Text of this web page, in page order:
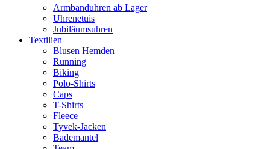
Armbanduhren ab Lager
Uhrenetuis
Jubiläumsuhren
Textilien
Blusen Hemden
Running
Biking
Polo-Shirts
Caps
T-Shirts
Fleece
Tyvek-Jacken
Bademantel